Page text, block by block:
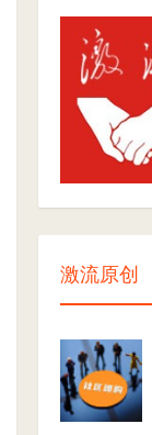
激流原创